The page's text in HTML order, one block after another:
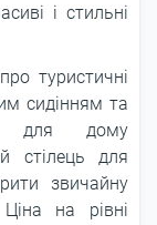
і стильні
туристичні
сидінням та
для дому
стілець для
звичайну
на рівні